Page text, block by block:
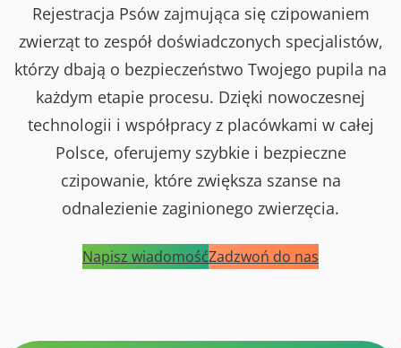
Rejestracja Psów zajmująca się czipowaniem
zwierząt to zespół doświadczonych specjalistów,
którzy dbają o bezpieczeństwo Twojego pupila na
każdym etapie procesu. Dzięki nowoczesnej
technologii i współpracy z placówkami w całej
Polsce, oferujemy szybkie i bezpieczne
czipowanie, które zwiększa szanse na
odnalezienie zaginionego zwierzęcia.
Napisz wiadomośćZadzwoń do nas